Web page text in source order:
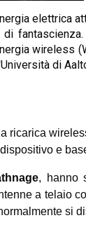
elettrica
wireless
Università di
ricarica
e
, hanno
a telaio
si